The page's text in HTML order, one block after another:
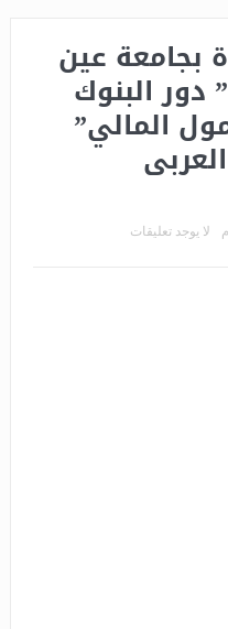
بجامعة عين
البنوك
المالي”
لا يوجد تعليقات